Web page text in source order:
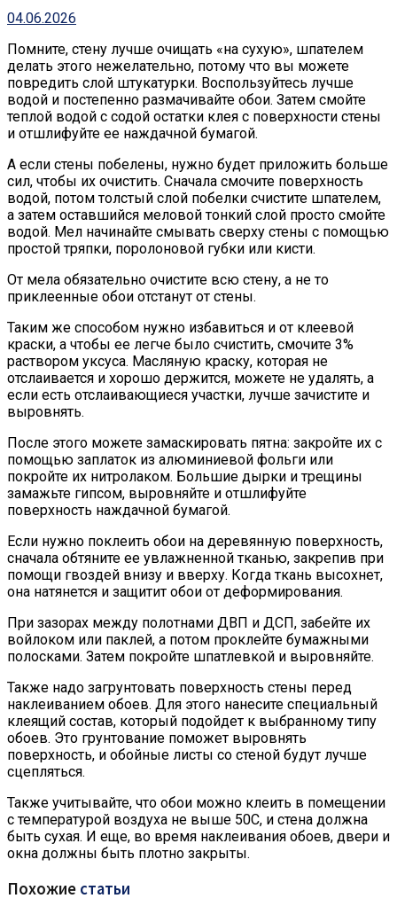
04.06.2026
Помните, стену лучше очищать «на сухую», шпателем
делать этого нежелательно, потому что вы можете
повредить слой штукатурки. Воспользуйтесь лучше
водой и постепенно размачивайте обои. Затем смойте
теплой водой с содой остатки клея с поверхности стены
и отшлифуйте ее наждачной бумагой.
А если стены побелены, нужно будет приложить больше
сил, чтобы их очистить. Сначала смочите поверхность
водой, потом толстый слой побелки счистите шпателем,
а затем оставшийся меловой тонкий слой просто смойте
водой. Мел начинайте смывать сверху стены с помощью
простой тряпки, поролоновой губки или кисти.
От мела обязательно очистите всю стену, а не то
приклеенные обои отстанут от стены.
Таким же способом нужно избавиться и от клеевой
краски, а чтобы ее легче было счистить, смочите 3%
раствором уксуса. Масляную краску, которая не
отслаивается и хорошо держится, можете не удалять, а
если есть отслаивающиеся участки, лучше зачистите и
выровнять.
После этого можете замаскировать пятна: закройте их с
помощью заплаток из алюминиевой фольги или
покройте их нитролаком. Большие дырки и трещины
замажьте гипсом, выровняйте и отшлифуйте
поверхность наждачной бумагой.
Если нужно поклеить обои на деревянную поверхность,
сначала обтяните ее увлажненной тканью, закрепив при
помощи гвоздей внизу и вверху. Когда ткань высохнет,
она натянется и защитит обои от деформирования.
При зазорах между полотнами ДВП и ДСП, забейте их
войлоком или паклей, а потом проклейте бумажными
полосками. Затем покройте шпатлевкой и выровняйте.
Также надо загрунтовать поверхность стены перед
наклеиванием обоев. Для этого нанесите специальный
клеящий состав, который подойдет к выбранному типу
обоев. Это грунтование поможет выровнять
поверхность, и обойные листы со стеной будут лучше
сцепляться.
Также учитывайте, что обои можно клеить в помещении
с температурой воздуха не выше 50С, и стена должна
быть сухая. И еще, во время наклеивания обоев, двери и
окна должны быть плотно закрыты.
Похожие статьи